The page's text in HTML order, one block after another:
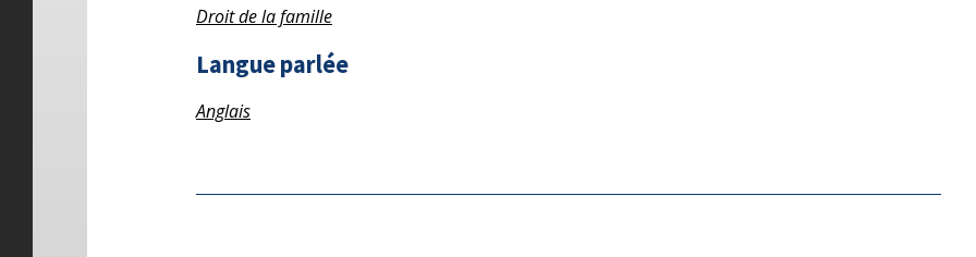
Droit de la famille
Langue parlée
Anglais